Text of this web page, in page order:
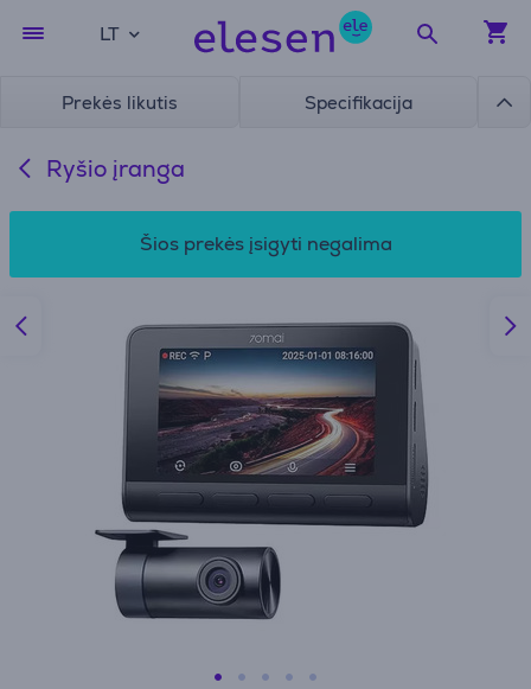
LT
Prekės likutis Specifikacija
Ryšio įranga
Šios prekės įsigyti negalima